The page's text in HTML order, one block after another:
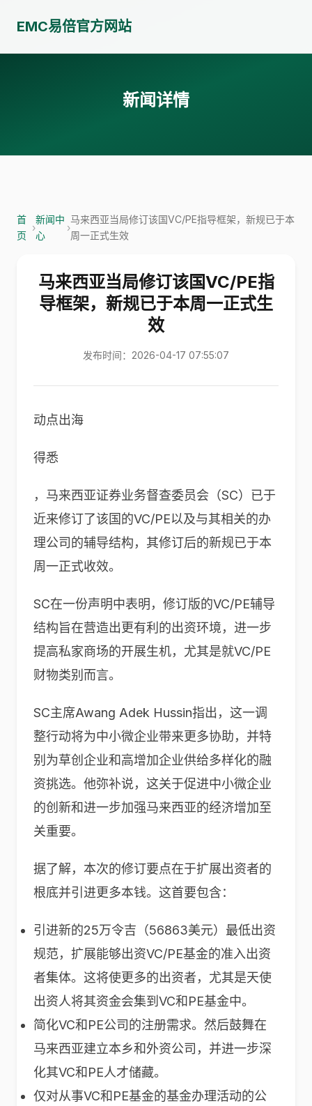
EMC易倍官方网站
新闻详情
首
页
›
新闻中
心
›
马来西亚当局修订该国VC/PE指导框架，新规已于本
周一正式生效
马来西亚当局修订该国VC/PE指
导框架，新规已于本周一正式生
效
发布时间：2026-04-17 07:55:07
动点出海
得悉
，马来西亚证券业务督查委员会（SC）已于
近来修订了该国的VC/PE以及与其相关的办
理公司的辅导结构，其修订后的新规已于本
周一正式收效。
SC在一份声明中表明，修订版的VC/PE辅导
结构旨在营造出更有利的出资环境，进一步
提高私家商场的开展生机，尤其是就VC/PE
财物类别而言。
SC主席Awang Adek Hussin指出，这一调
整行动将为中小微企业带来更多协助，并特
别为草创企业和高增加企业供给多样化的融
资挑选。他弥补说，这关于促进中小微企业
的创新和进一步加强马来西亚的经济增加至
关重要。
据了解，本次的修订要点在于扩展出资者的
根底并引进更多本钱。这首要包含：
引进新的25万令吉（56863美元）最低出资
规范，扩展能够出资VC/PE基金的准入出资
者集体。这将使更多的出资者，尤其是天使
出资人将其资金会集到VC和PE基金中。
简化VC和PE公司的注册需求。然后鼓舞在
马来西亚建立本乡和外资公司，并进一步深
化其VC和PE人才储藏。
仅对从事VC和PE基金的基金办理活动的公